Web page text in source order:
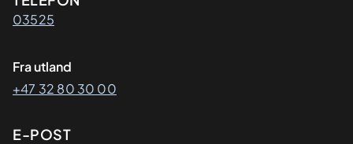
03525
Fra utland
+47 32 80 30 00
E-POST